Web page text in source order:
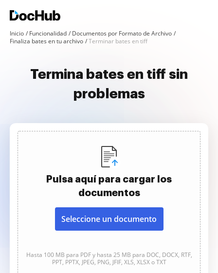
Inicio Funcionalidad
Documentos por Formato de Archivo
Finaliza bates en tu archivo
Terminar bates en tiff
Termina bates en tiff sin
problemas
Pulsa aquí para cargar los
documentos
Seleccione un documento
Hasta 100 MB para PDF y hasta 25 MB para DOC, DOCX, RTF,
PPT, PPTX, JPEG, PNG, JFIF, XLS, XLSX o TXT